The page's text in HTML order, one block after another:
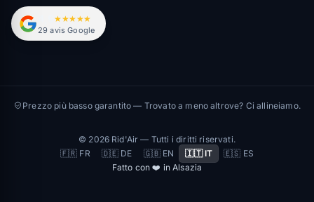
★★★★★
29 avis Google
Prezzo più basso garantito — Trovato a meno altrove? Ci allineiamo.
© 2026 Rid'Air — Tutti i diritti riservati.
🇫🇷 FR
🇩🇪 DE 🇬🇧 EN 🇮🇹 IT
🇪🇸 ES
Fatto con ❤️ in Alsazia